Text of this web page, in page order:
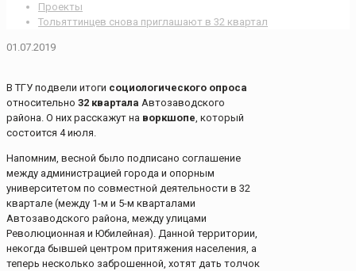
Проекты
Тольяттинцев снова приглашают в 32 квартал
01.07.2019
В ТГУ подвели итоги социологического опроса
относительно 32 квартала Автозаводского
района. О них расскажут на воркшопе, который
состоится 4 июля.
Напомним, весной было подписано соглашение
между администрацией города и опорным
университетом по совместной деятельности в 32
квартале (между 1-м и 5-м кварталами
Автозаводского района, между улицами
Революционная и Юбилейная). Данной территории,
некогда бывшей центром притяжения населения, а
теперь несколько заброшенной, хотят дать толчок